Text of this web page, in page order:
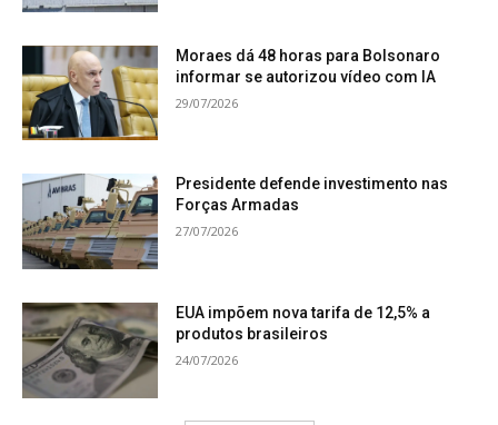
Moraes dá 48 horas para Bolsonaro
informar se autorizou vídeo com IA
29/07/2026
Presidente defende investimento nas
Forças Armadas
27/07/2026
EUA impõem nova tarifa de 12,5% a
produtos brasileiros
24/07/2026